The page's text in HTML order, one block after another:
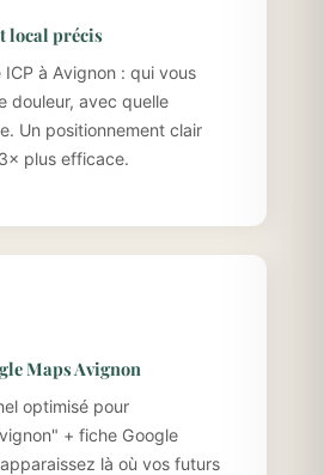
local précis
à Avignon : qui vous
douleur, avec quelle
Un positionnement clair
plus efficace.
Maps Avignon
optimisé pour
+ fiche Google
là où vos futurs